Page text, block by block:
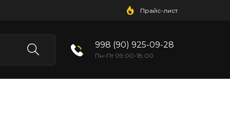
Прайс-лист
998 (90) 925-09-28
Пн-Пт 09:00-18:00